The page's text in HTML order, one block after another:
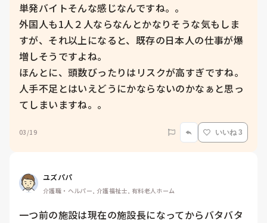
単発バイトそんな感じなんですね。。
外国人も1人２人ならなんとかなりそうな気もしま
すが、それ以上になると、既存の日本人の仕事が爆
増しそうですよね。
ほんとに、頭数びったりはリスクが高すぎですね。
人手不足とはいえどうにかならないのかなぁと思っ
てしまいますね。。
03/19 いいね 3
ユズパパ
介護職・ヘルパー, 介護福祉士, 有料老人ホーム
一つ前の施設は現在の施設長になってからバタバタ